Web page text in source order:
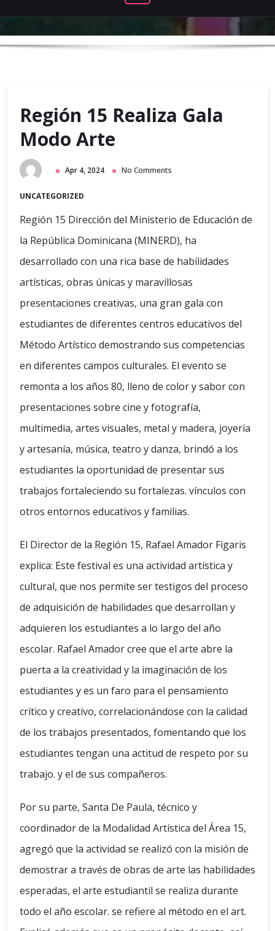
Región 15 Realiza Gala
Modo Arte
Apr 4, 2024 No Comments
UNCATEGORIZED
Región 15 Dirección del Ministerio de Educación de
la República Dominicana (MINERD), ha
desarrollado con una rica base de habilidades
artísticas, obras únicas y maravillosas
presentaciones creativas, una gran gala con
estudiantes de diferentes centros educativos del
Método Artístico demostrando sus competencias
en diferentes campos culturales. El evento se
remonta a los años 80, lleno de color y sabor con
presentaciones sobre cine y fotografía,
multimedia, artes visuales, metal y madera, joyería
y artesanía, música, teatro y danza, brindó a los
estudiantes la oportunidad de presentar sus
trabajos fortaleciendo su fortalezas. vínculos con
otros entornos educativos y familias.
El Director de la Región 15, Rafael Amador Figaris
explica: Este festival es una actividad artística y
cultural, que nos permite ser testigos del proceso
de adquisición de habilidades que desarrollan y
adquieren los estudiantes a lo largo del año
escolar. Rafael Amador cree que el arte abre la
puerta a la creatividad y la imaginación de los
estudiantes y es un faro para el pensamiento
crítico y creativo, correlacionándose con la calidad
de los trabajos presentados, fomentando que los
estudiantes tengan una actitud de respeto por su
trabajo. y el de sus compañeros.
Por su parte, Santa De Paula, técnico y
coordinador de la Modalidad Artística del Área 15,
agregó que la actividad se realizó con la misión de
demostrar a través de obras de arte las habilidades
esperadas, el arte estudiantil se realiza durante
todo el año escolar. se refiere al método en el art.